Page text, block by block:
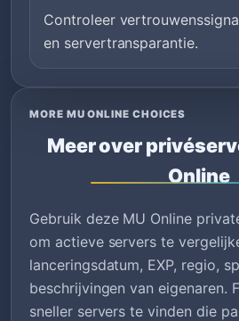
Controleer
en servertransparantie.
MORE MU ONLINE CHOICES
Meer over
Online
Gebruik deze MU Online
om actieve servers te
lanceringsdatum, EXP, regio,
beschrijvingen van eigenaren.
sneller servers te vinden die